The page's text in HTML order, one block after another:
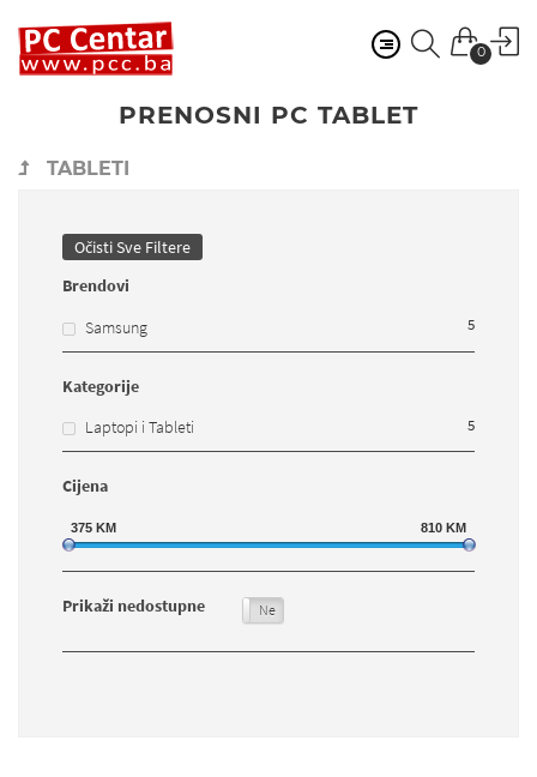
0
PRENOSNI PC TABLET
TABLETI
Očisti Sve Filtere
Brendovi
Samsung
5
Kategorije
Laptopi i Tableti
5
Cijena
375 KM 810 KM
Prikaži nedostupne Ne